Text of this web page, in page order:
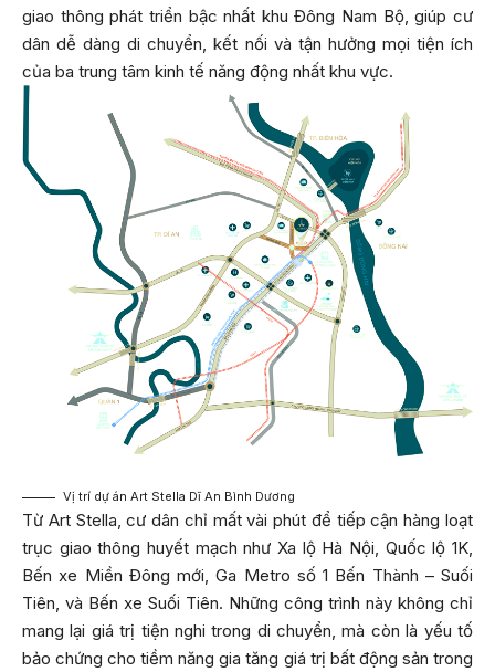
giao thông phát triển bậc nhất khu Đông Nam Bộ, giúp cư
dân dễ dàng di chuyển, kết nối và tận hưởng mọi tiện ích
của ba trung tâm kinh tế năng động nhất khu vực.
Vị trí dự án Art Stella Dĩ An Bình Dương
Từ Art Stella, cư dân chỉ mất vài phút để tiếp cận hàng loạt
trục giao thông huyết mạch như Xa lộ Hà Nội, Quốc lộ 1K,
Bến xe Miền Đông mới, Ga Metro số 1 Bến Thành – Suối
Tiên, và Bến xe Suối Tiên. Những công trình này không chỉ
mang lại giá trị tiện nghi trong di chuyển, mà còn là yếu tố
bảo chứng cho tiềm năng gia tăng giá trị bất động sản trong